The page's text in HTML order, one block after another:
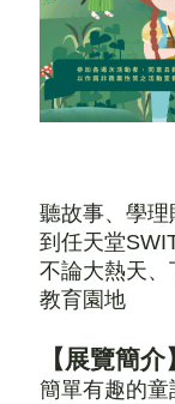
聽故事、學
到任天堂
不論大熱天
教育園地
【展覽簡介
簡單有趣的